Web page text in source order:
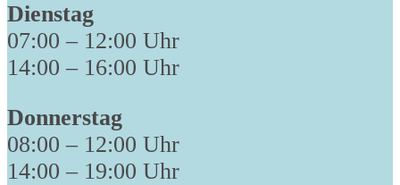
Dienstag
07:00 – 12:00 Uhr
14:00 – 16:00 Uhr
Donnerstag
08:00 – 12:00 Uhr
14:00 – 19:00 Uhr